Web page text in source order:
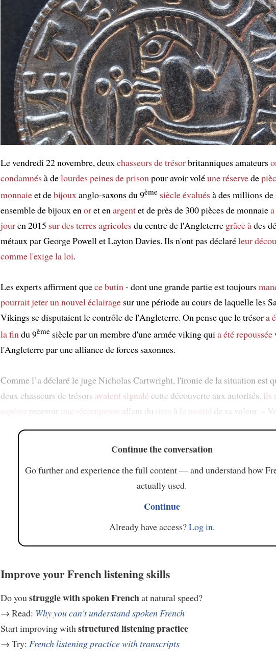
Le vendredi 22 novembre, deuxchasseurs de trésorbritanniques amateurs
condamnésà delourdes peines de prisonpour avoir voléune réservede
monnaieet debijouxanglo-saxons du 9ème siècleévaluésà des millions de
ensemble de bijoux enoret enargentet de près de 300 pièces de monnaie
jouren 2015 sur des terres agricolesdu centre de l'Angleterre grâce àdes
métaux par George Powell et Layton Davies. Ils n'ont pas déclaréleur
comme l'exige la loi.
Les experts affirment quece butin- dont une grande partie est toujours
pourrait jeter un nouvel éclairage sur une période au cours de laquelle les
Vikings se disputaient le contrôle de l'Angleterre. On pense que le trésora
la findu 9ème siècle par un membre d'une armée viking quia été repoussée
l'Angleterre par une alliance de forces saxonnes.
Comme l’a déclaré le juge Nicholas Cartwright, l'ironie de la situation est
deux chasseurs de trésors avaient signalé cette découverte aux autorités, ils
espérer recevoir une récompense allant du tiers à la moitié de sa valeur. «
Continue the conversation
Go further and experience the full content — and understand how
actually used.
Continue
Already have access?Log in.
Improve your French listening skills
Do you struggle with spoken Frenchat natural speed?
→ Read: Why you can't understand spoken French
Start improving with structured listening practice
→ Try: French listening practice with transcripts